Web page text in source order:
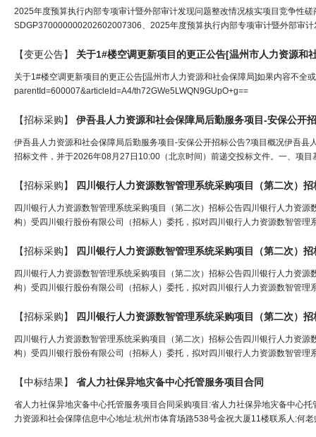
2025年度预算执行内部专项审计暨外部审计发现问题整改情况核实项目竞争性
SDGP370000000202602007306、2025年度预算执行内部专项审计暨外部审
【变更公告】 关于1#楼空调更新项目的更正公告[温州市人力资源和
关于1#楼空调更新项目的更正公告[温州市人力资源和社会保障局]如果内容不全
parentId=600007&articleId=A4/th72GWe5LWQN9GUpO+g==
【招标采购】 伊吾县人力资源和社会保障局后勤服务项目-安保公开
伊吾县人力资源和社会保障局后勤服务项目-安保公开招标公告?项目概况伊吾
招标文件，并于2026年08月27日10:00（北京时间）前递交投标文件。一、项
【招标采购】 四川银行人力资源数智管理系统采购项目（第二次）招
四川银行人力资源数智管理系统采购项目（第二次）招标公告四川银行人力资
构）受四川银行股份有限公司（招标人）委托，拟对四川银行人力资源数智管
【招标采购】 四川银行人力资源数智管理系统采购项目（第二次）招
四川银行人力资源数智管理系统采购项目（第二次）招标公告四川银行人力资
构）受四川银行股份有限公司（招标人）委托，拟对四川银行人力资源数智管
【招标采购】 四川银行人力资源数智管理系统采购项目（第二次）招
四川银行人力资源数智管理系统采购项目（第二次）招标公告四川银行人力资
构）受四川银行股份有限公司（招标人）委托，拟对四川银行人力资源数智管
【中标结果】 省人力社保异地灾备中心托管服务项目合同
省人力社保异地灾备中心托管服务项目合同采购项目:省人力社保异地灾备中心
力资源和社会保障信息中心地址:杭州市体育场路538号金祝大厦11楼联系人:何